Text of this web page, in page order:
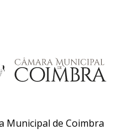
Municipal de Coimbra